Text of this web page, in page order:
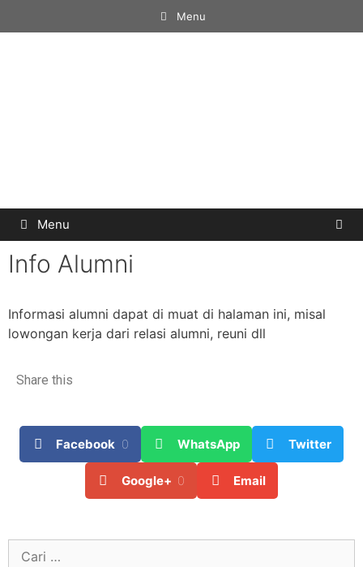
Menu
Menu
Info Alumni
Informasi alumni dapat di muat di halaman ini, misal
lowongan kerja dari relasi alumni, reuni dll
Share this
Facebook 0 WhatsApp Twitter
Google+ 0 Email